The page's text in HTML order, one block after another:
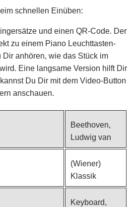
schnellen Einüben:
und einen QR-Code. Der
zu einem Piano Leuchttasten-
Dir anhören, wie das Stück im
Eine langsame Version hilft Dir
Du Dir mit dem Video-Button
anschauen.
Beethoven,
Ludwig van
(Wiener)
Klassik
Keyboard,